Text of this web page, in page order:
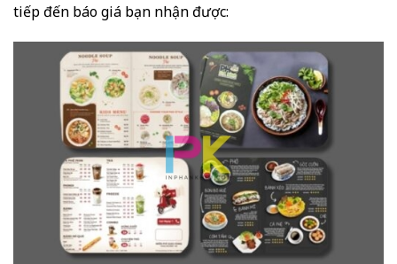
tiếp đến báo giá bạn nhận được: